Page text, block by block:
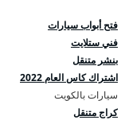
فتح أبواب سيارات
فني ستلايت
بنشر متنقل
اشتراك كاس العام 2022
سيارات بالكويت
كراج متنقل